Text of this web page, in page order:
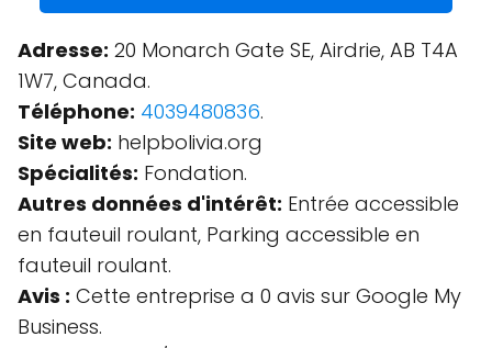
Adresse: 20 Monarch Gate SE, Airdrie, AB T4A
1W7, Canada.
Téléphone: 4039480836.
Site web: helpbolivia.org
Spécialités: Fondation.
Autres données d'intérêt: Entrée accessible
en fauteuil roulant, Parking accessible en
fauteuil roulant.
Avis : Cette entreprise a 0 avis sur Google My
Business.